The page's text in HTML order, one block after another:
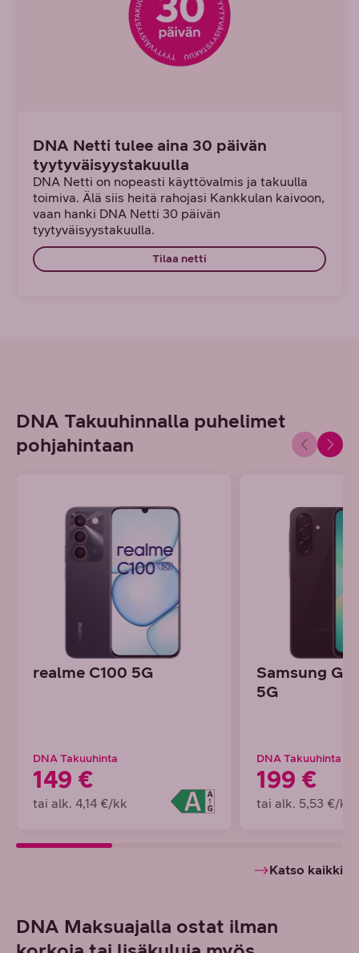
DNA Netti tulee aina 30 päivän
tyytyväisyystakuulla
DNA Netti on nopeasti käyttövalmis ja takuulla
toimiva. Älä siis heitä rahojasi Kankkulan kaivoon,
vaan hanki DNA Netti 30 päivän
tyytyväisyystakuulla.
Tilaa netti
DNA Takuuhinnalla puhelimet
pohjahintaan
realme C100 5G
DNA Takuuhinta
149 €
tai alk. 4,14 €/kk
Samsung
5G
DNA Takuuhinta
199 €
tai alk. 5,53 €/kk
Katso kaikki
DNA Maksuajalla ostat ilman